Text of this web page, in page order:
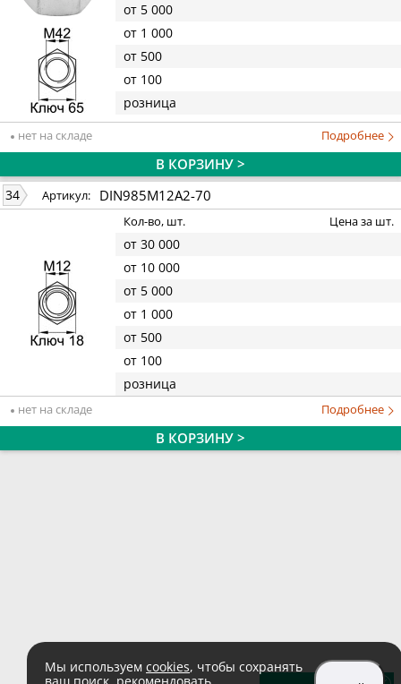
от 5 000
от 1 000
от 500
от 100
розница
нет на складе Подробнее
В КОРЗИНУ >
34 Артикул: DIN985M12A2-70
Кол-во, шт. Цена за шт.
от 30 000
от 10 000
от 5 000
от 1 000
от 500
от 100
розница
нет на складе Подробнее
В КОРЗИНУ >
Мы используем cookies, чтобы сохранять